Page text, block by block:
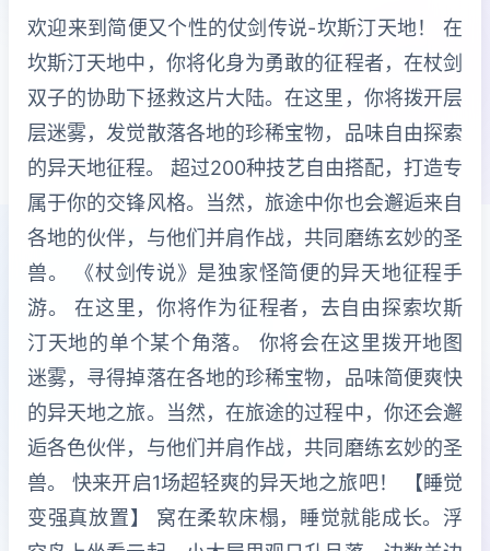
欢迎来到简便又个性的仗剑传说-坎斯汀天地！ 在
坎斯汀天地中，你将化身为勇敢的征程者，在杖剑
双子的协助下拯救这片大陆。在这里，你将拨开层
层迷雾，发觉散落各地的珍稀宝物，品味自由探索
的异天地征程。 超过200种技艺自由搭配，打造专
属于你的交锋风格。当然，旅途中你也会邂逅来自
各地的伙伴，与他们并肩作战，共同磨练玄妙的圣
兽。 《杖剑传说》是独家怪简便的异天地征程手
游。 在这里，你将作为征程者，去自由探索坎斯
汀天地的单个某个角落。 你将会在这里拨开地图
迷雾，寻得掉落在各地的珍稀宝物，品味简便爽快
的异天地之旅。当然，在旅途的过程中，你还会邂
逅各色伙伴，与他们并肩作战，共同磨练玄妙的圣
兽。 快来开启1场超轻爽的异天地之旅吧！ 【睡觉
变强真放置】 窝在柔软床榻，睡觉就能成长。浮